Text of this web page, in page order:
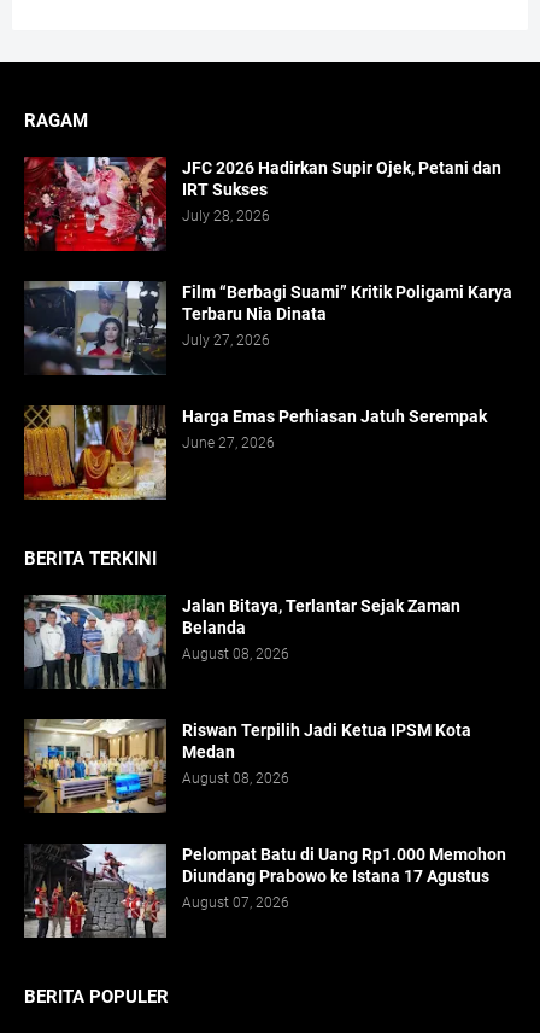
RAGAM
JFC 2026 Hadirkan Supir Ojek, Petani dan
IRT Sukses
July 28, 2026
Film “Berbagi Suami” Kritik Poligami Karya
Terbaru Nia Dinata
July 27, 2026
Harga Emas Perhiasan Jatuh Serempak
June 27, 2026
BERITA TERKINI
Jalan Bitaya, Terlantar Sejak Zaman
Belanda
August 08, 2026
Riswan Terpilih Jadi Ketua IPSM Kota
Medan
August 08, 2026
Pelompat Batu di Uang Rp1.000 Memohon
Diundang Prabowo ke Istana 17 Agustus
August 07, 2026
BERITA POPULER